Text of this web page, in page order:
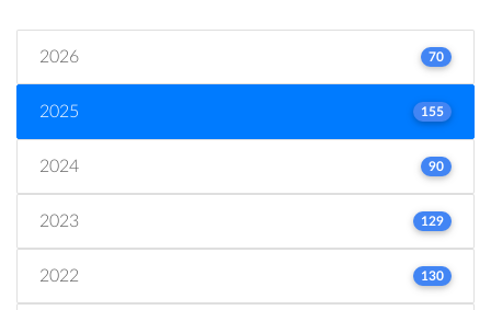
2026 70
2025 155
2024 90
2023 129
2022 130